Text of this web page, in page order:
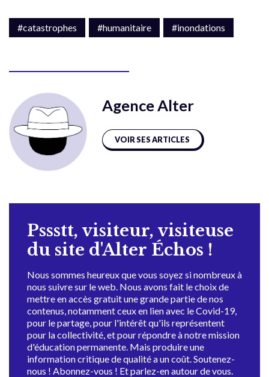
#catastrophes #humanitaire #inondations
Agence Alter
VOIR SES ARTICLES
Pssstt, visiteur, visiteuse
du site d'Alter Échos !
Nous sommes heureux que vous soyez si nombreux à
nous suivre sur le web. Nous avons fait le choix de
mettre en accès gratuit une grande partie de nos
contenus, notamment ceux en lien avec le Covid-19,
pour le partage, pour l'intérêt qu'ils représentent
pour la collectivité, et pour répondre à notre mission
d'éducation permanente. Mais produire une
information critique de qualité a un coût. Soutenez-
nous ! Abonnez-vous ! Et parlez-en autour de vous.